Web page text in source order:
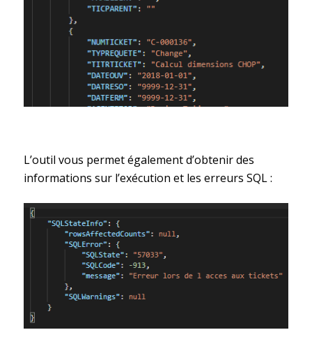
L’outil vous permet également d’obtenir des
informations sur l’exécution et les erreurs SQL :